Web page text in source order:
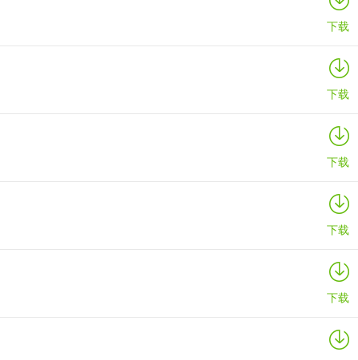
鱼技能等级哦。点击主界面右下角，再点击“生活技能”按钮，即可查
下载
下载
下载
下载
下载